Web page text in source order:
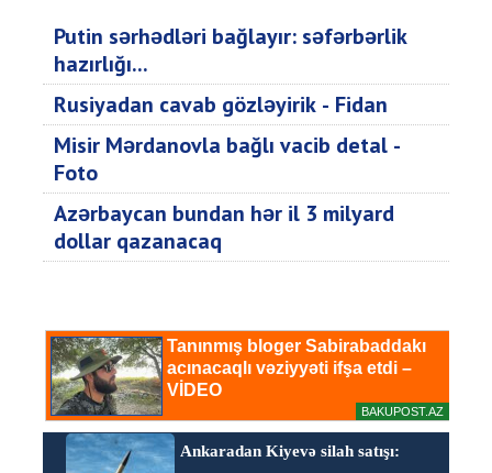
Putin sərhədləri bağlayır: səfərbərlik
hazırlığı...
Rusiyadan cavab gözləyirik - Fidan
Misir Mərdanovla bağlı vacib detal -
Foto
Azərbaycan bundan hər il 3 milyard
dollar qazanacaq